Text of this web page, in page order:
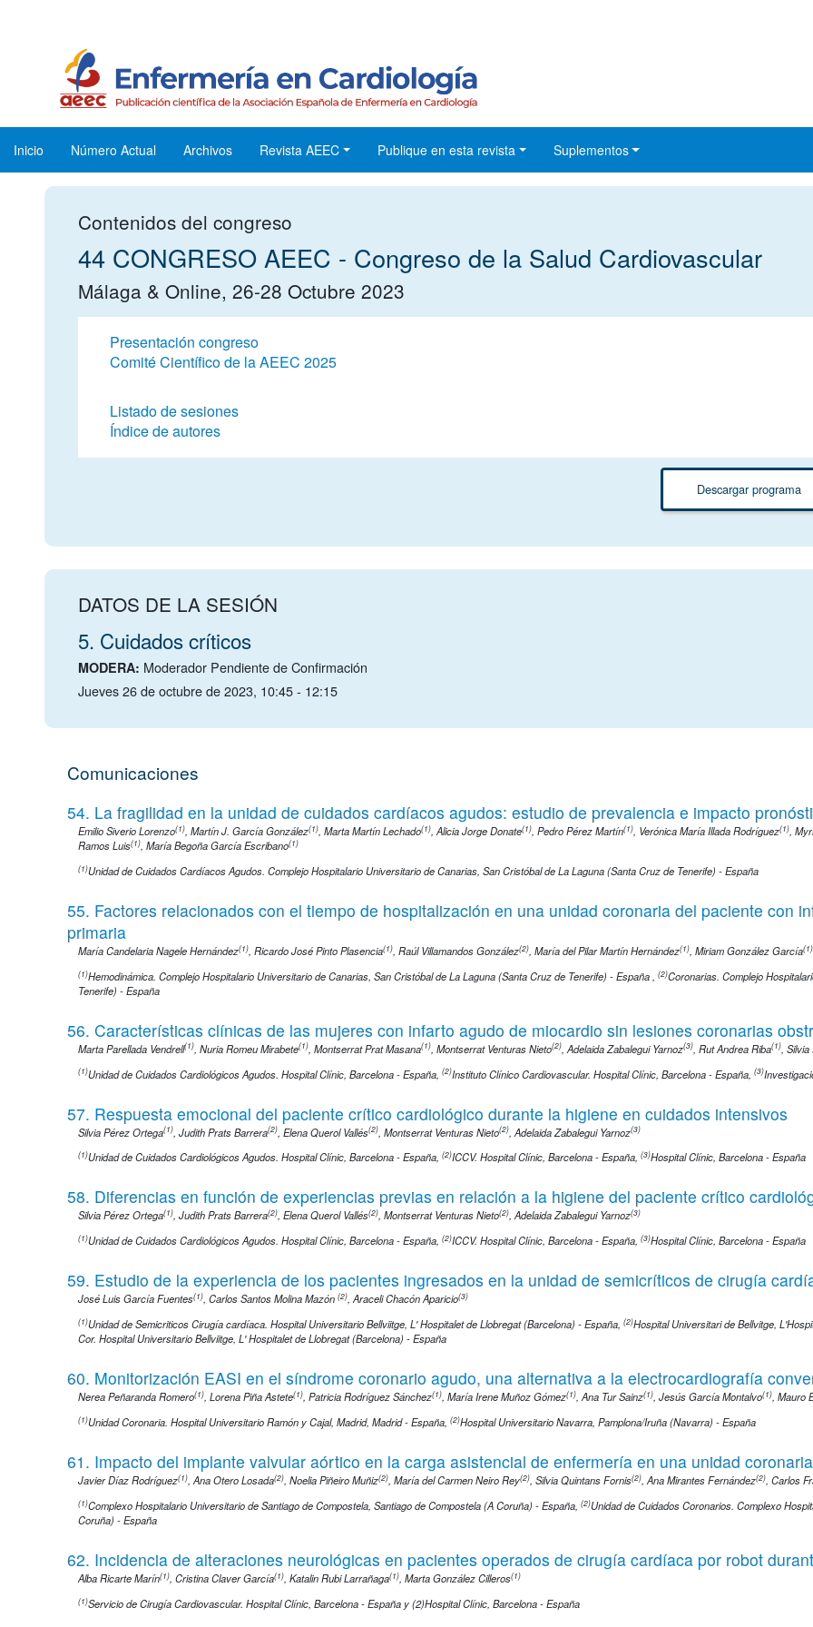
Inicio Número Actual Archivos Revista AEEC Publique en esta revista Suplementos
Contenidos del congreso
44 CONGRESO AEEC - Congreso de la Salud Cardiovascular
Málaga & Online, 26-28 Octubre 2023
Presentación congreso
Comité Científico de la AEEC 2025
Listado de sesiones
Índice de autores
Descargar programa
DATOS DE LA SESIÓN
5. Cuidados críticos
MODERA: Moderador Pendiente de Confirmación
Jueves 26 de octubre de 2023, 10:45 - 12:15
Comunicaciones
54. La fragilidad en la unidad de cuidados cardíacos agudos: estudio de prevalencia e impacto
Emilio Siverio Lorenzo(1), Martín J. García González(1), Marta Martín Lechado(1), Alicia Jorge Donate(1), Pedro Pérez Martín(1), Verónica María Illada Rodríguez(1),
Ramos Luis(1), María Begoña García Escribano(1)
(1)Unidad de Cuidados Cardíacos Agudos. Complejo Hospitalario Universitario de Canarias, San Cristóbal de La Laguna (Santa Cruz de Tenerife) - España
55. Factores relacionados con el tiempo de hospitalización en una unidad coronaria del paciente con
primaria
María Candelaria Nagele Hernández(1), Ricardo José Pinto Plasencia(1), Raúl Villamandos González(2), María del Pilar Martín Hernández(1), Miriam González García(1)
(1)Hemodinámica. Complejo Hospitalario Universitario de Canarias, San Cristóbal de La Laguna (Santa Cruz de Tenerife) - España , (2)Coronarias. Complejo
Tenerife) - España
56. Características clínicas de las mujeres con infarto agudo de miocardio sin lesiones coronarias
Marta Parellada Vendrell(1), Nuria Romeu Mirabete(1), Montserrat Prat Masana(1), Montserrat Venturas Nieto(2), Adelaida Zabalegui Yarnoz(3), Rut Andrea Riba(1), Silvia
(1)Unidad de Cuidados Cardiológicos Agudos. Hospital Clínic, Barcelona - España, (2)Instituto Clínico Cardiovascular. Hospital Clínic, Barcelona - España, (3)
57. Respuesta emocional del paciente crítico cardiológico durante la higiene en cuidados intensivos
Silvia Pérez Ortega(1), Judith Prats Barrera(2), Elena Querol Vallés(2), Montserrat Venturas Nieto(2), Adelaida Zabalegui Yarnoz(3)
(1)Unidad de Cuidados Cardiológicos Agudos. Hospital Clínic, Barcelona - España, (2)ICCV. Hospital Clínic, Barcelona - España, (3)Hospital Clínic, Barcelona - España
58. Diferencias en función de experiencias previas en relación a la higiene del paciente crítico
Silvia Pérez Ortega(1), Judith Prats Barrera(2), Elena Querol Vallés(2), Montserrat Venturas Nieto(2),Adelaida Zabalegui Yarnoz(3)
(1)Unidad de Cuidados Cardiológicos Agudos. Hospital Clínic, Barcelona - España, (2)ICCV. Hospital Clínic, Barcelona - España, (3)Hospital Clínic, Barcelona - España
59. Estudio de la experiencia de los pacientes ingresados en la unidad de semicríticos de cirugía
José Luis García Fuentes(1), Carlos Santos Molina Mazón (2),Araceli Chacón Aparicio(3)
(1)Unidad de Semicriticos Cirugía cardíaca. Hospital Universitario Bellviitge, L' Hospitalet de Llobregat (Barcelona) - España, (2)Hospital Universitari de Bellvitge,
Cor. Hospital Universitario Bellviitge, L' Hospitalet de Llobregat (Barcelona) - España
60. Monitorización EASI en el síndrome coronario agudo, una alternativa a la electrocardiografía
Nerea Peñaranda Romero(1), Lorena Piña Astete(1), Patricia Rodríguez Sánchez(1), María Irene Muñoz Gómez(1), Ana Tur Sainz(1), Jesús García Montalvo(1), Mauro
(1)Unidad Coronaria. Hospital Universitario Ramón y Cajal, Madrid, Madrid - España, (2)Hospital Universitario Navarra, Pamplona/Iruña (Navarra) - España
61. Impacto del implante valvular aórtico en la carga asistencial de enfermería en una unidad coronaria
Javier Díaz Rodríguez(1), Ana Otero Losada(2), Noelia Piñeiro Muñiz(2), María del Carmen Neiro Rey(2), Silvia Quintans Fornis(2), Ana Mirantes Fernández(2), Carlos
(1)Complexo Hospitalario Universitario de Santiago de Compostela, Santiago de Compostela (A Coruña) - España, (2)Unidad de Cuidados Coronarios. Complexo
Coruña) - España
62. Incidencia de alteraciones neurológicas en pacientes operados de cirugía cardíaca por robot
Alba Ricarte Marín(1), Cristina Claver García(1), Katalin Rubi Larrañaga(1), Marta González Cilleros(1)
(1)Servicio de Cirugía Cardiovascular. Hospital Clínic, Barcelona - España y (2)Hospital Clínic, Barcelona - España